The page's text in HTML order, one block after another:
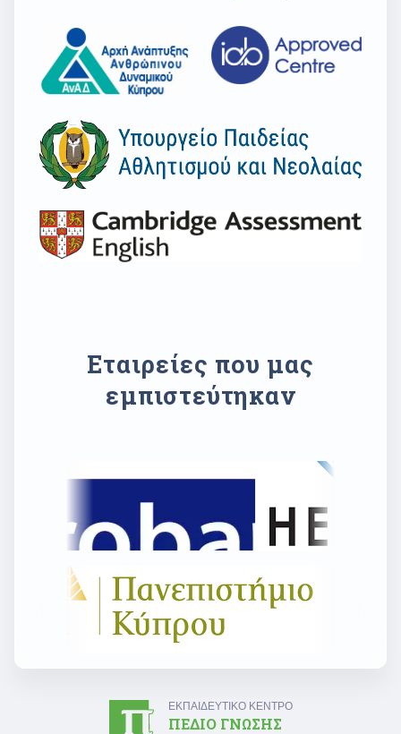
Εταιρείες που μας
εμπιστεύτηκαν
ΕΚΠΑΙΔΕΥΤΙΚΟ ΚΕΝΤΡΟ
ΠΕΔΙΟ ΓΝΩΣΗΣ